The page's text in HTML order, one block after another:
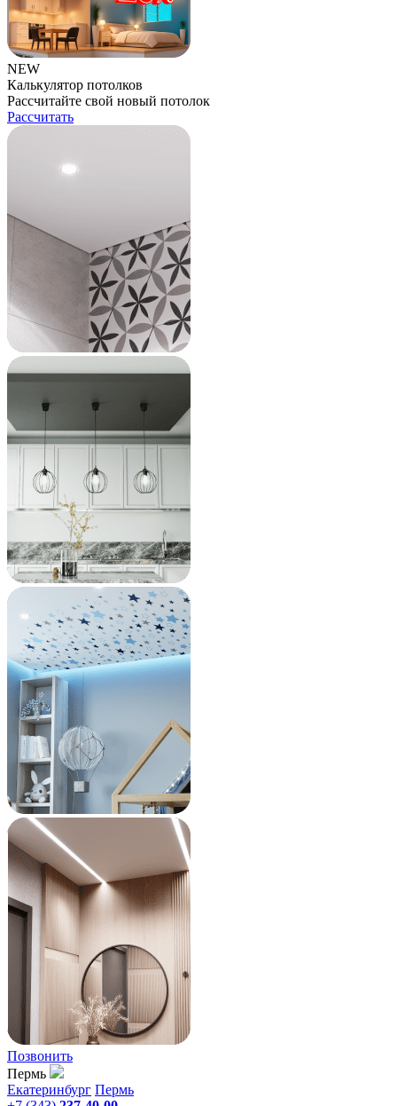
NEW
Калькулятор потолков
Рассчитайте свой новый потолок
Рассчитать
Позвонить
Пермь
Екатеринбург Пермь